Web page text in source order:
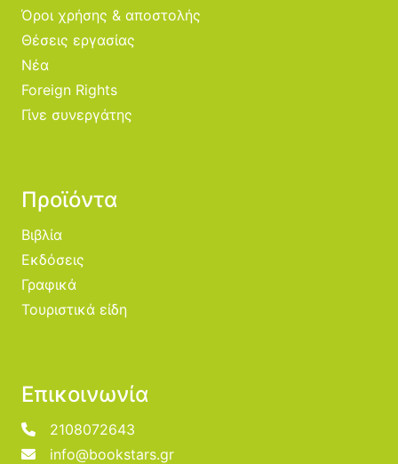
Όροι χρήσης & αποστολής
Θέσεις εργασίας
Νέα
Foreign Rights
Γίνε συνεργάτης
Προϊόντα
Βιβλία
Εκδόσεις
Γραφικά
Τουριστικά είδη
Επικοινωνία
2108072643
info@bookstars.gr